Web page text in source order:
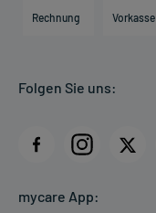
Direktabrechnung PKV
AGB
Datenschutz
Rückgabe/Widerruf
Rechnung Vorkasse
Folgen Sie uns:
mycare App: